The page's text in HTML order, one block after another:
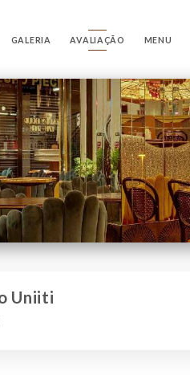
GALERIA AVALIAÇÃO MENU
Uniiti